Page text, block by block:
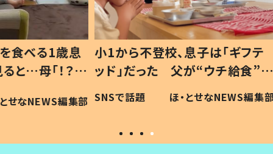
歳息
？」
編集部
小1から不登校、息子は「ギフテ
ッド」だった 父が“ウチ給食”を
作り続ける理由とは #令和の親
#令和の子
SNSで話題 ほ・とせなNEWS編集部
ひ孫
が、抱
「涙
い」